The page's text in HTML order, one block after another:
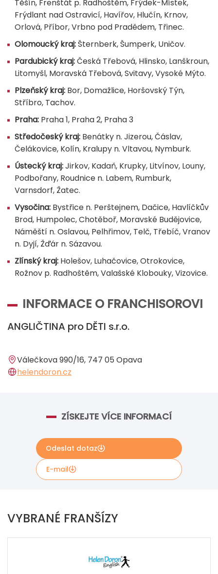
Těšín, Frenštát p. Radhoštěm, Frýdek-Místek,
Frýdlant nad Ostravicí, Havířov, Hlučín, Krnov,
Orlová, Příbor, Vrbno pod Pradědem, Třinec.
Olomoucký kraj:Šternberk, Šumperk, Uničov.
Pardubický kraj:Česká Třebová, Hlinsko, Lanškroun,
Litomyšl, Moravská Třebová, Svitavy, Vysoké Mýto.
Plzeňský kraj: Bor, Domažlice, Horšovský Týn,
Stříbro, Tachov.
Praha: Praha 1, Praha 2, Praha 3
Středočeský kraj: Benátky n. Jizerou, Čáslav,
Čelákovice, Kolín, Kralupy n. Vltavou, Nymburk.
Ústecký kraj:Jirkov, Kadaň, Krupky, Litvínov, Louny,
Podbořany, Roudnice n. Labem, Rumburk,
Varnsdorf, Žatec.
Vysočina: Bystřice n. Perštejnem, Dačice, Havlíčkův
Brod, Humpolec, Chotěboř, Moravské Budějovice,
Náměští n. Oslavou, Pelhřimov, Telč, Třebíč, Vranov
n. Dyjí, Žďár n. Sázavou.
Zlínský kraj: Holešov, Luhačovice, Otrokovice,
Rožnov p. Radhoštěm, Valašské Klobouky, Vizovice.
INFORMACE O FRANCHISOROVI
ANGLIČTINA pro DĚTI s.r.o.
Válečkova 990/16, 747 05 Opava
helendoron.cz
ZÍSKEJTE VÍCE INFORMACÍ
Odeslat dotaz
E-mail
Doron English.
If
VYBRANÉ FRANŠÍZY